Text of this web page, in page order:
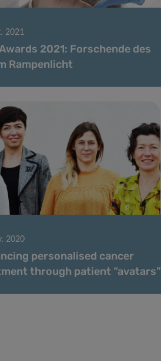
2021
2021: Forschende des
Rampenlicht
2020
personalised cancer
through patient “avatars”